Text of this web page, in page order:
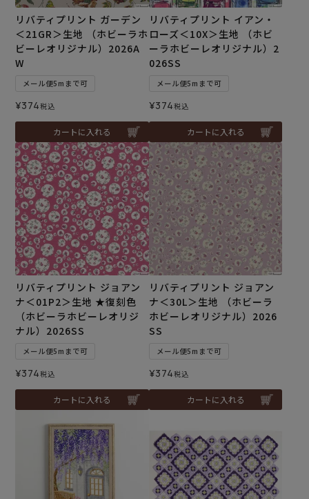
リバティプリント ガーデン
＜21GR＞生地 （ホビーラホ
ビーレオリジナル）2026A
W
メール便5mまで可
¥374税込
カートに入れる
リバティプリント イアン・
ローズ＜10X＞生地 （ホビ
ーラホビーレオリジナル）2
026SS
メール便5mまで可
¥374税込
カートに入れる
リバティプリント ジョアン
ナ＜01P2＞生地 ★復刻色
（ホビーラホビーレオリジ
ナル）2026SS
メール便5mまで可
¥374税込
カートに入れる
リバティプリント ジョアン
ナ＜30L＞生地 （ホビーラ
ホビーレオリジナル）2026
SS
メール便5mまで可
¥374税込
カートに入れる